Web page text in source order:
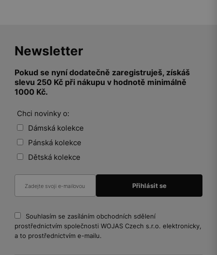
Newsletter
Pokud se nyní dodatečně zaregistruješ, získáš
slevu 250 Kč při nákupu v hodnotě minimálně
1000 Kč.
Chci novinky o:
Dámská kolekce
Pánská kolekce
Dětská kolekce
Souhlasím se zasíláním obchodních sdělení
prostřednictvím společnosti WOJAS Czech s.r.o. elektronicky,
a to prostřednictvím e-mailu.